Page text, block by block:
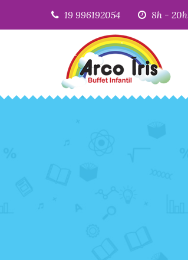
19 996192054 8h - 20h